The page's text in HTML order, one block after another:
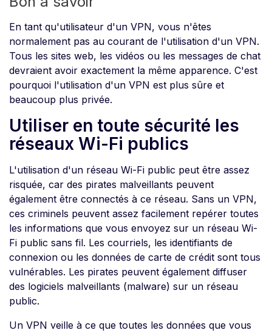
En tant qu'utilisateur d'un VPN, vous n'êtes
normalement pas au courant de l'utilisation d'un VPN.
Tous les sites web, les vidéos ou les messages de chat
devraient avoir exactement la même apparence. C'est
pourquoi l'utilisation d'un VPN est plus sûre et
beaucoup plus privée.
Utiliser en toute sécurité les
réseaux Wi-Fi publics
L'utilisation d'un réseau Wi-Fi public peut être assez
risquée, car des pirates malveillants peuvent
également être connectés à ce réseau. Sans un VPN,
ces criminels peuvent assez facilement repérer toutes
les informations que vous envoyez sur un réseau Wi-
Fi public sans fil. Les courriels, les identifiants de
connexion ou les données de carte de crédit sont tous
vulnérables. Les pirates peuvent également diffuser
des logiciels malveillants (malware) sur un réseau
public.
Un VPN veille à ce que toutes les données que vous